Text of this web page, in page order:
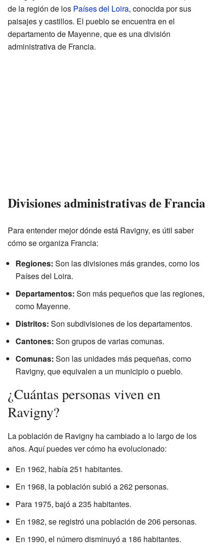
de la región de los Países del Loira, conocida por sus
paisajes y castillos. El pueblo se encuentra en el
departamento de Mayenne, que es una división
administrativa de Francia.
Divisiones administrativas de Francia
Para entender mejor dónde está Ravigny, es útil saber
cómo se organiza Francia:
Regiones: Son las divisiones más grandes, como los
Países del Loira.
Departamentos: Son más pequeños que las regiones,
como Mayenne.
Distritos: Son subdivisiones de los departamentos.
Cantones: Son grupos de varias comunas.
Comunas: Son las unidades más pequeñas, como
Ravigny, que equivalen a un municipio o pueblo.
¿Cuántas personas viven en
Ravigny?
La población de Ravigny ha cambiado a lo largo de los
años. Aquí puedes ver cómo ha evolucionado:
En 1962, había 251 habitantes.
En 1968, la población subió a 262 personas.
Para 1975, bajó a 235 habitantes.
En 1982, se registró una población de 206 personas.
En 1990, el número disminuyó a 186 habitantes.